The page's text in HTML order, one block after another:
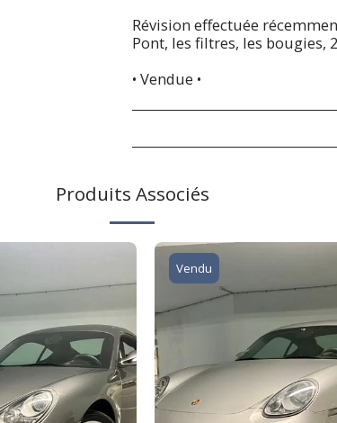
Révision effectuée
Pont, les filtres, les bougies,
• Vendue •
Produits Associés
Vendu